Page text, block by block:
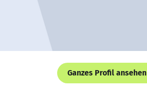
Ganzes Profil ansehen